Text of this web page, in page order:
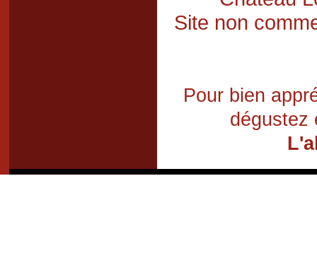
Site non
Pour bien
dégustez